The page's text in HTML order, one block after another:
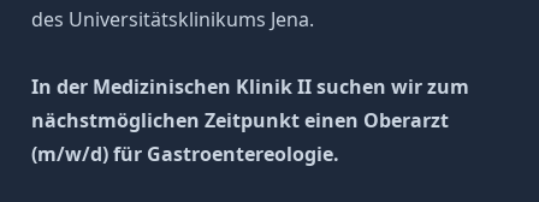
des Universitätsklinikums Jena.
In der Medizinischen Klinik II suchen wir zum
nächstmöglichen Zeitpunkt einen Oberarzt
(m/w/d) für Gastroentereologie.